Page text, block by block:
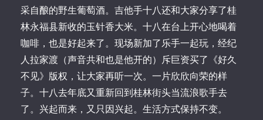
采自酿的野生葡萄酒。吉他手十八还和大家分享了桂
林永福县新收的玉针香大米。十八在台上开心地喝着
咖啡，也是好起来了。现场新加了乐手一起玩，经纪
人拉家渡（声音共和也是他开的）斥巨资买了《好久
不见》版权，让大家再听一次。一片欣欣向荣的样
子。十八去年底又重新回到桂林街头当流浪歌手去
了。兴起而来，又只因兴起。生活方式保持不变。